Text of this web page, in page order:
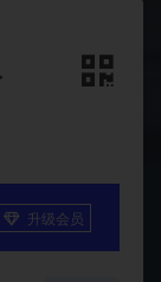
升级会员